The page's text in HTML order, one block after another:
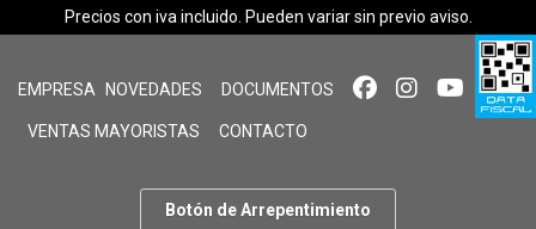
Precios con iva incluido. Pueden variar sin previo aviso.
EMPRESA NOVEDADES DOCUMENTOS
VENTAS MAYORISTAS CONTACTO
Botón de Arrepentimiento